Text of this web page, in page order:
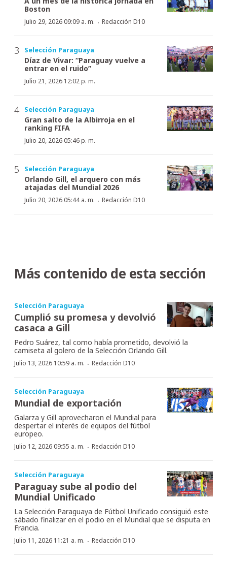
Boston
Julio 29, 2026 09:09 a. m. · Redacción D10
Selección Paraguaya
Díaz de Vivar: “Paraguay vuelve a
entrar en el ruido”
Julio 21, 2026 12:02 p. m.
Selección Paraguaya
Gran salto de la Albirroja en el
ranking FIFA
Julio 20, 2026 05:46 p. m.
Selección Paraguaya
Orlando Gill, el arquero con más
atajadas del Mundial 2026
Julio 20, 2026 05:44 a. m. · Redacción D10
Más contenido de esta sección
Selección Paraguaya
Cumplió su promesa y devolvió
casaca a Gill
Pedro Suárez, tal como había prometido, devolvió la
camiseta al golero de la Selección Orlando Gill.
Julio 13, 2026 10:59 a. m. · Redacción D10
Selección Paraguaya
Mundial de exportación
Galarza y Gill aprovecharon el Mundial para
despertar el interés de equipos del fútbol
europeo.
Julio 12, 2026 09:55 a. m. · Redacción D10
Selección Paraguaya
Paraguay sube al podio del
Mundial Unificado
La Selección Paraguaya de Fútbol Unificado consiguió este
sábado finalizar en el podio en el Mundial que se disputa en
Francia.
Julio 11, 2026 11:21 a. m. · Redacción D10